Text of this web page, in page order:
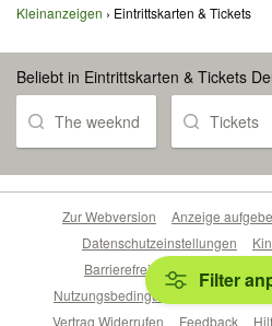
Kleinanzeigen Eintrittskarten & Tickets
Beliebt in Eintrittskarten & Tickets
The weeknd Tickets
Filter
Zur Webversion Anzeige
Datenschutzeinstellungen
Barrierefreiheitserklärung
Nutzungsbedingungen
Beliebte
Vertrag Widerrufen
Feedback